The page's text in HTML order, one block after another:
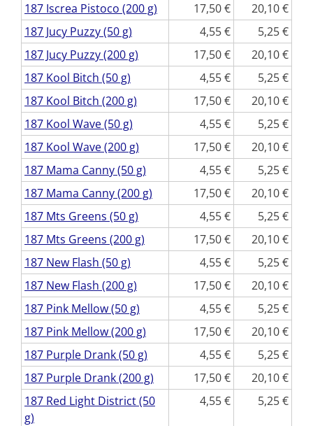
187 Iscrea Pistoco (200 g)
17,50
20,10
187 Jucy Puzzy (50 g)
4,55
5,25
187 Jucy Puzzy (200 g)
17,50
20,10
187 Kool Bitch (50 g)
4,55
5,25
187 Kool Bitch (200 g)
17,50
20,10
187 Kool Wave (50 g)
4,55
5,25
187 Kool Wave (200 g)
17,50
20,10
187 Mama Canny (50 g)
4,55
5,25
187 Mama Canny (200 g)
17,50
20,10
187 Mts Greens (50 g)
4,55
5,25
187 Mts Greens (200 g)
17,50
20,10
187 New Flash (50 g)
4,55
5,25
187 New Flash (200 g)
17,50
20,10
187 Pink Mellow (50 g)
4,55
5,25
187 Pink Mellow (200 g)
17,50
20,10
187 Purple Drank (50 g)
4,55
5,25
187 Purple Drank (200 g)
17,50
20,10
187 Red Light District (50
g)
4,55 5,25